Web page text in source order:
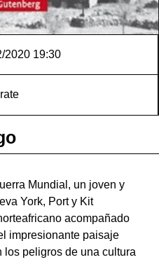
2020 19:30
Mundial, un joven y
York, Port y Kit
acompañado
impresionante paisaje
peligros de una cultura